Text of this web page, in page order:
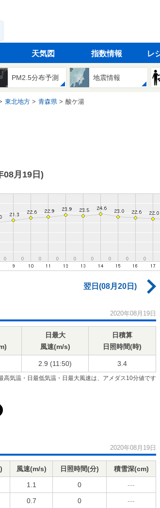
天気図 指数情報 レ
PM2.5分布予測 地震情報
東北地方 青森県 酸ケ湯
08月19日)
翌日(08月20日)
2020年08月19日
日最大
風速(m/s)
日積算
日照時間(時)
2.9 (11:50) 3.4
高気温・日最低気温・日最大風速は、アメダス10分値です
2020年08月19日
風速(m/s) 日照時間(分) 積雪深(cm)
1.1 0 ---
0.7 0 ---